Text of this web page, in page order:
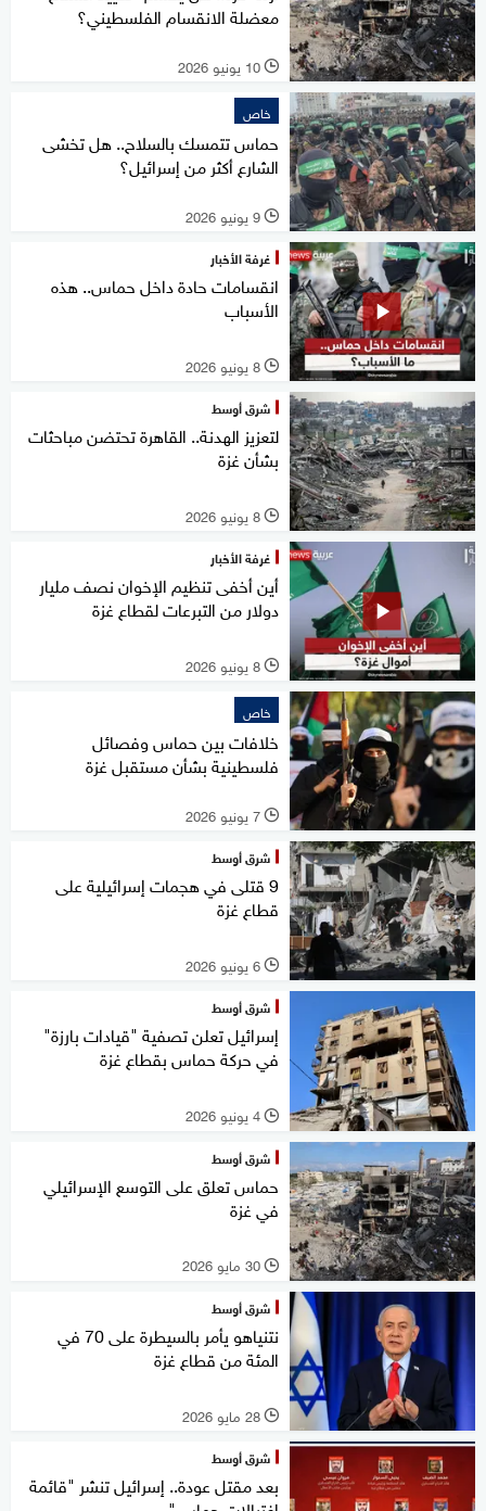
معضلة الانقسام الفلسطيني؟
l 10 يونيو 2026
خاص
حماس تتمسك بالسلاح.. هل تخشى
الشارع أكثر من إسرائيل؟
l 9 يونيو 2026
غرفة الأخبار
انقسامات حادة داخل حماس.. هذه
الأسباب
l 8 يونيو 2026
شرق أوسط
لتعزيز الهدنة.. القاهرة تحتضن مباحثات
بشأن غزة
l 8 يونيو 2026
غرفة الأخبار
أين أخفى تنظيم الإخوان نصف مليار
دولار من التبرعات لقطاع غزة
l 8 يونيو 2026
خاص
خلافات بين حماس وفصائل
فلسطينية بشأن مستقبل غزة
l 7 يونيو 2026
شرق أوسط
9 قتلى في هجمات إسرائيلية على
قطاع غزة
l 6 يونيو 2026
شرق أوسط
إسرائيل تعلن تصفية "قيادات بارزة"
في حركة حماس بقطاع غزة
l 4 يونيو 2026
شرق أوسط
حماس تعلق على التوسع الإسرائيلي
في غزة
l 30 مايو 2026
شرق أوسط
نتنياهو يأمر بالسيطرة على 70 في
المئة من قطاع غزة
l 28 مايو 2026
شرق أوسط
بعد مقتل عودة.. إسرائيل تنشر "قائمة